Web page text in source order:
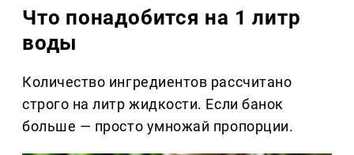
Что понадобится на 1 литр
воды
Количество ингредиентов рассчитано
строго на литр жидкости. Если банок
больше — просто умножай пропорции.